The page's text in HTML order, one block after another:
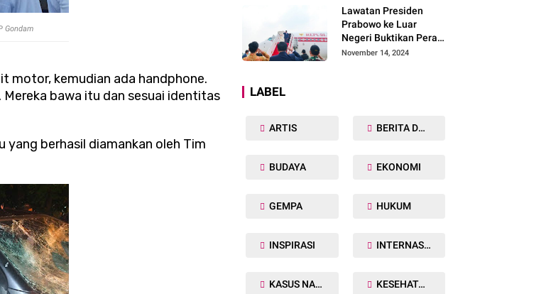
Gondam
motor, kemudian ada handphone.
bawa itu dan sesuai identitas
yang berhasil diamankan oleh Tim
Worldwide
International 2024, di
Pemilihan Mrs
Worldwide 2024
Lawatan Presiden
Prabowo ke Luar
Negeri Buktikan Peran
Strategis Indonesia di
November 14, 2024
LABEL
ARTIS BERITA DAERAH
BUDAYA EKONOMI
GEMPA HUKUM
INSPIRASI INTERNASIONAL
KASUS NARKOBA KESEHATAN TUBUH